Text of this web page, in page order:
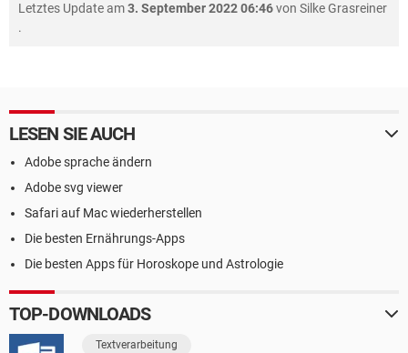
Letztes Update am3. September 2022 06:46von Silke Grasreiner
.
LESEN SIE AUCH
Adobe sprache ändern
Adobe svg viewer
Safari auf Mac wiederherstellen
Die besten Ernährungs-Apps
Die besten Apps für Horoskope und Astrologie
TOP-DOWNLOADS
Textverarbeitung